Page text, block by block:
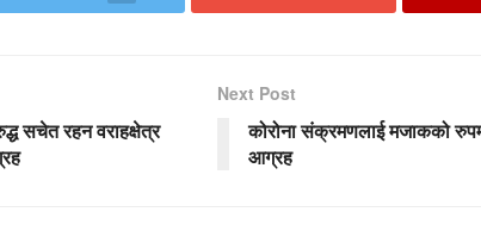
सचेत रहन वराहक्षेत्र
Next Post
कोरोना संक्रमणलाई मजाकको
आग्रह